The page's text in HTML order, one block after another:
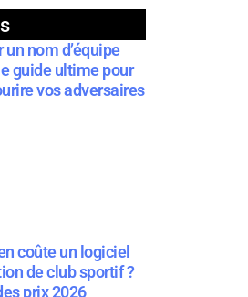
un nom d’équipe
guide ultime pour
vos adversaires
coûte un logiciel
de club sportif ?
prix 2026